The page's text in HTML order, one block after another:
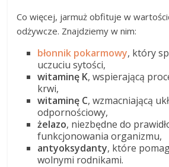
Co więcej, jarmuż obfituje w
odżywcze. Znajdziemy w nim:
błonnik pokarmowy, który
uczuciu sytości,
witaminę K, wspierającą
krwi,
witaminę C, wzmacniającą
odpornościowy,
żelazo, niezbędne do
funkcjonowania organizmu,
antyoksydanty, które
wolnymi rodnikami.